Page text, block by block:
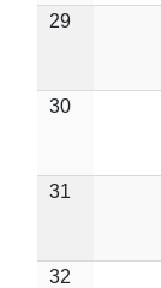
29
30
31
32